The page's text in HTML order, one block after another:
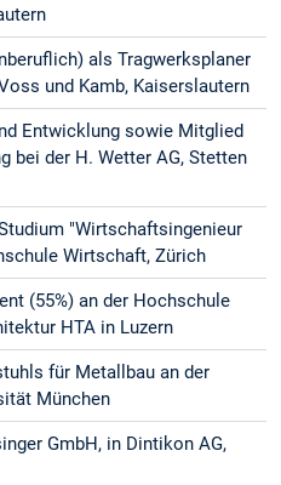
als Tragwerksplaner
und Kamb, Kaiserslautern
Entwicklung sowie Mitglied
bei der H. Wetter AG, Stetten
"Wirtschaftsingenieur
Wirtschaft, Zürich
(55%) an der Hochschule
HTA in Luzern
für Metallbau an der
München
GmbH, in Dintikon AG,